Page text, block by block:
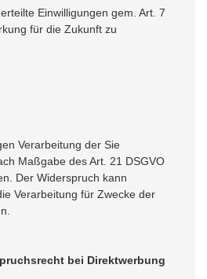
Einwilligungen gem. Art. 7
für die Zukunft zu
Verarbeitung der Sie
Maßgabe des Art. 21 DSGVO
Der Widerspruch kann
Verarbeitung für Zwecke der
bei Direktwerbung